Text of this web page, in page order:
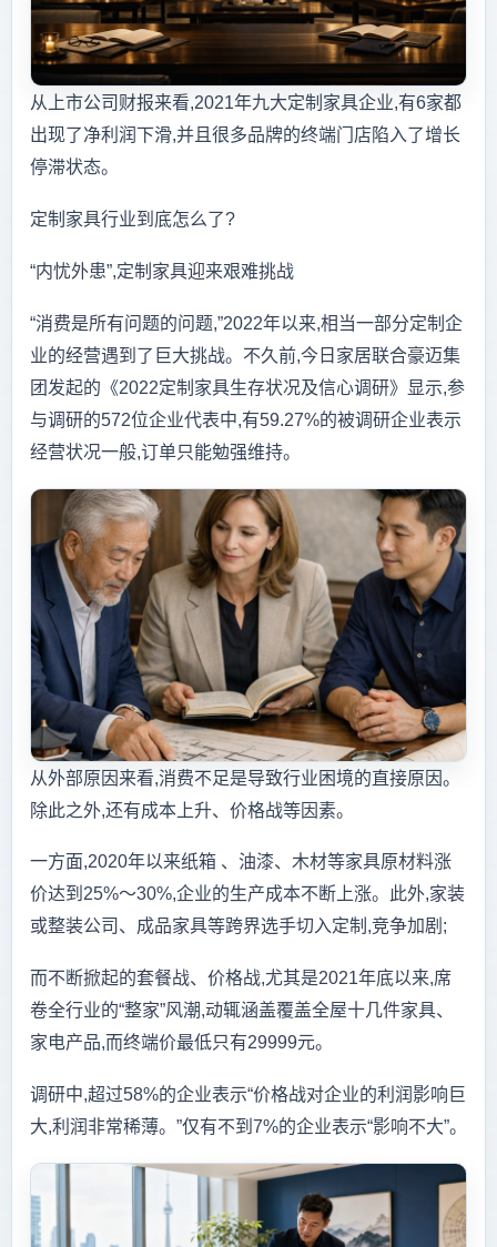
从上市公司财报来看,2021年九大定制家具企业,有6家都
出现了净利润下滑,并且很多品牌的终端门店陷入了增长
停滞状态。
定制家具行业到底怎么了?
“内忧外患”,定制家具迎来艰难挑战
“消费是所有问题的问题,”2022年以来,相当一部分定制企
业的经营遇到了巨大挑战。不久前,今日家居联合豪迈集
团发起的《2022定制家具生存状况及信心调研》显示,参
与调研的572位企业代表中,有59.27%的被调研企业表示
经营状况一般,订单只能勉强维持。
从外部原因来看,消费不足是导致行业困境的直接原因。
除此之外,还有成本上升、价格战等因素。
一方面,2020年以来纸箱 、油漆、木材等家具原材料涨
价达到25%～30%,企业的生产成本不断上涨。此外,家装
或整装公司、成品家具等跨界选手切入定制,竞争加剧;
而不断掀起的套餐战、价格战,尤其是2021年底以来,席
卷全行业的“整家”风潮,动辄涵盖覆盖全屋十几件家具、
家电产品,而终端价最低只有29999元。
调研中,超过58%的企业表示“价格战对企业的利润影响巨
大,利润非常稀薄。”仅有不到7%的企业表示“影响不大”。